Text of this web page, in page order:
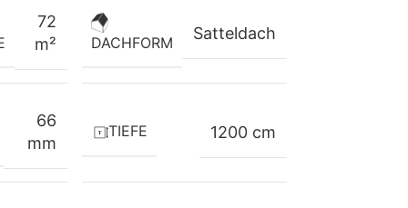
72
m²
DACHFORM
Satteldach
66
mm
TIEFE 1200 cm